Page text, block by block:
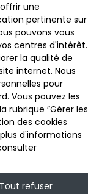
une
pertinente sur
pouvons vous
centres d'intérêt.
la qualité de
internet. Nous
pour
Vous pouvez les
rubrique ″Gérer les
des cookies
d'informations
Tout refuser